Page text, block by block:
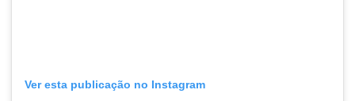
Ver esta publicação no Instagram